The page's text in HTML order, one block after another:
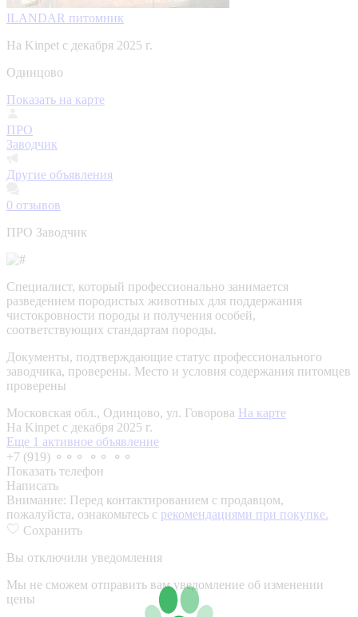
ILANDAR питомник
На Kinpet c декабря 2025 г.
Одинцово
Показать на карте
ПРО
Заводчик
Другие объявления
0 отзывов
ПРО Заводчик
Специалист, который профессионально занимается
разведением породистых животных для поддержания
чистокровности породы и получения особей,
соответствующих стандартам породы.
Документы, подтверждающие статус профессионального
заводчика, проверены. Место и условия содержания питомцев
проверены
Московская обл., Одинцово, ул. Говорова На карте
На Kinpet c декабря 2025 г.
Еще 1 активное объявление
+7 (919) ⚬⚬⚬ ⚬⚬ ⚬⚬
Показать телефон
Написать
Внимание: Перед контактированием с продавцом,
пожалуйста, ознакомьтесь с рекомендациями при покупке.
Сохранить
Вы отключили уведомления
Мы не сможем отправить вам уведомление об изменении
цены